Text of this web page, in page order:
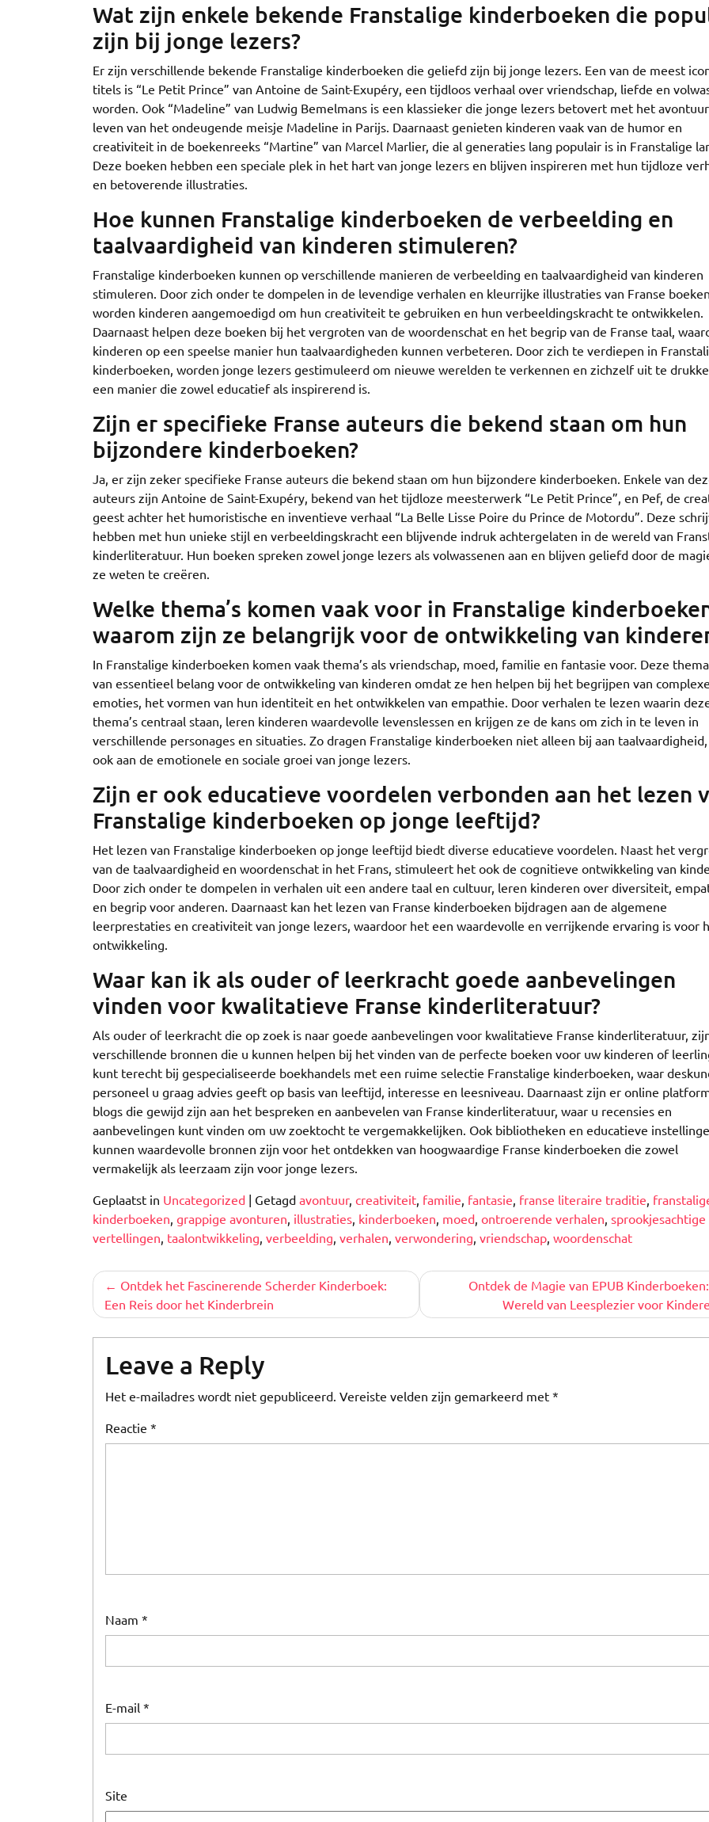
Wat zijn enkele bekende Franstalige kinderboeken die
zijn bij jonge lezers?
Er zijn verschillende bekende Franstalige kinderboeken die geliefd zijn bij jonge lezers. Een van de meest
titels is “Le Petit Prince” van Antoine de Saint-Exupéry, een tijdloos verhaal over vriendschap, liefde en
worden. Ook “Madeline” van Ludwig Bemelmans is een klassieker die jonge lezers betovert met het
leven van het ondeugende meisje Madeline in Parijs. Daarnaast genieten kinderen vaak van de humor en
creativiteit in de boekenreeks “Martine” van Marcel Marlier, die al generaties lang populair is in Franstalige
Deze boeken hebben een speciale plek in het hart van jonge lezers en blijven inspireren met hun tijdloze
en betoverende illustraties.
Hoe kunnen Franstalige kinderboeken de verbeelding en
taalvaardigheid van kinderen stimuleren?
Franstalige kinderboeken kunnen op verschillende manieren de verbeelding en taalvaardigheid van kinderen
stimuleren. Door zich onder te dompelen in de levendige verhalen en kleurrijke illustraties van Franse
worden kinderen aangemoedigd om hun creativiteit te gebruiken en hun verbeeldingskracht te ontwikkelen.
Daarnaast helpen deze boeken bij het vergroten van de woordenschat en het begrip van de Franse taal,
kinderen op een speelse manier hun taalvaardigheden kunnen verbeteren. Door zich te verdiepen in
kinderboeken, worden jonge lezers gestimuleerd om nieuwe werelden te verkennen en zichzelf uit te
een manier die zowel educatief als inspirerend is.
Zijn er specifieke Franse auteurs die bekend staan om hun
bijzondere kinderboeken?
Ja, er zijn zeker specifieke Franse auteurs die bekend staan om hun bijzondere kinderboeken. Enkele van
auteurs zijn Antoine de Saint-Exupéry, bekend van het tijdloze meesterwerk “Le Petit Prince”, en Pef, de
geest achter het humoristische en inventieve verhaal “La Belle Lisse Poire du Prince de Motordu”. Deze
hebben met hun unieke stijl en verbeeldingskracht een blijvende indruk achtergelaten in de wereld van
kinderliteratuur. Hun boeken spreken zowel jonge lezers als volwassenen aan en blijven geliefd door de
ze weten te creëren.
Welke thema’s komen vaak voor in Franstalige
waarom zijn ze belangrijk voor de ontwikkeling van
In Franstalige kinderboeken komen vaak thema’s als vriendschap, moed, familie en fantasie voor. Deze
van essentieel belang voor de ontwikkeling van kinderen omdat ze hen helpen bij het begrijpen van
emoties, het vormen van hun identiteit en het ontwikkelen van empathie. Door verhalen te lezen waarin
thema’s centraal staan, leren kinderen waardevolle levenslessen en krijgen ze de kans om zich in te leven in
verschillende personages en situaties. Zo dragen Franstalige kinderboeken niet alleen bij aan
ook aan de emotionele en sociale groei van jonge lezers.
Zijn er ook educatieve voordelen verbonden aan het lezen
Franstalige kinderboeken op jonge leeftijd?
Het lezen van Franstalige kinderboeken op jonge leeftijd biedt diverse educatieve voordelen. Naast het
van de taalvaardigheid en woordenschat in het Frans, stimuleert het ook de cognitieve ontwikkeling van
Door zich onder te dompelen in verhalen uit een andere taal en cultuur, leren kinderen over diversiteit,
en begrip voor anderen. Daarnaast kan het lezen van Franse kinderboeken bijdragen aan de algemene
leerprestaties en creativiteit van jonge lezers, waardoor het een waardevolle en verrijkende ervaring is voor
ontwikkeling.
Waar kan ik als ouder of leerkracht goede aanbevelingen
vinden voor kwalitatieve Franse kinderliteratuur?
Als ouder of leerkracht die op zoek is naar goede aanbevelingen voor kwalitatieve Franse kinderliteratuur,
verschillende bronnen die u kunnen helpen bij het vinden van de perfecte boeken voor uw kinderen of
kunt terecht bij gespecialiseerde boekhandels met een ruime selectie Franstalige kinderboeken, waar
personeel u graag advies geeft op basis van leeftijd, interesse en leesniveau. Daarnaast zijn er online
blogs die gewijd zijn aan het bespreken en aanbevelen van Franse kinderliteratuur, waar u recensies en
aanbevelingen kunt vinden om uw zoektocht te vergemakkelijken. Ook bibliotheken en educatieve
kunnen waardevolle bronnen zijn voor het ontdekken van hoogwaardige Franse kinderboeken die zowel
vermakelijk als leerzaam zijn voor jonge lezers.
Geplaatst in Uncategorized | Getagd avontuur, creativiteit, familie, fantasie, franse literaire traditie,
kinderboeken, grappige avonturen, illustraties, kinderboeken, moed, ontroerende verhalen, sprookjesachtige
vertellingen, taalontwikkeling, verbeelding, verhalen, verwondering, vriendschap, woordenschat
Berichtnavigatie
Ontdek het Fascinerende Scherder Kinderboek:
Een Reis door het Kinderbrein
Ontdek de Magie van EPUB
Wereld van Leesplezier voor
Leave a Reply
Het e-mailadres wordt niet gepubliceerd. Vereiste velden zijn gemarkeerd met *
Reactie *
Naam *
E-mail *
Site